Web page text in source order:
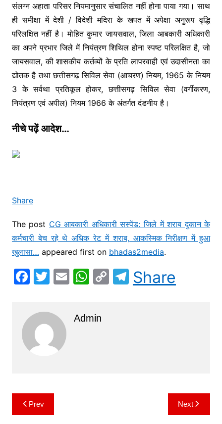
संलग्न अहाता परिसर नियमानुसार संचालित नहीं होना पाया गया। साथ
ही समीक्षा में देशी / विदेशी मदिरा के खपत में अपेक्षा अनुरूप वृद्धि
परिलक्षित नहीं है। मोहित कुमार जायसवाल, जिला आबकारी अधिकारी
का अपने प्रभार जिले में नियंत्रण शिथिल होना स्पष्ट परिलक्षित है, जो
जायसवाल, की शासकीय कर्तव्यों के प्रति लापरवाही एवं उदासीनता का
द्योतक है तथा छत्तीसगढ़ सिविल सेवा (आचरण) नियम, 1965 के नियम
3 के सर्वथा प्रतिकूल होकर, छत्तीसगढ़ सिविल सेवा (वर्गीकरण,
नियंत्रण एवं अपील) नियम 1966 के अंतर्गत दंडनीय है।
नीचे पढ़ें आदेश…
Share
The post CG आबकारी अधिकारी सस्पेंड: जिले में शराब दुकान के
कर्मचारी बेच रहे थे अधिक रेट में शराब, आकस्मिक निरीक्षण में हुआ
खुलासा… appeared first on bhadas2media.
F
c
e
b
o
T
itt
er
E W
s
C T
el
Share
Admin
Post
Prev Next